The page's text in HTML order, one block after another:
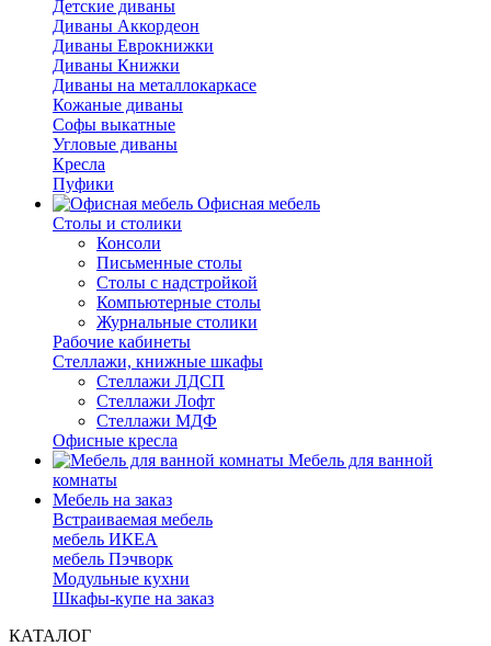
Детские диваны
Диваны Аккордеон
Диваны Еврокнижки
Диваны Книжки
Диваны на металлокаркасе
Кожаные диваны
Софы выкатные
Угловые диваны
Кресла
Пуфики
Офисная мебель
Столы и столики
Консоли
Письменные столы
Столы с надстройкой
Компьютерные столы
Журнальные столики
Рабочие кабинеты
Стеллажи, книжные шкафы
Стеллажи ЛДСП
Стеллажи Лофт
Стеллажи МДФ
Офисные кресла
Мебель для ванной
комнаты
Мебель на заказ
Встраиваемая мебель
мебель ИКЕА
мебель Пэчворк
Модульные кухни
Шкафы-купе на заказ
КАТАЛОГ